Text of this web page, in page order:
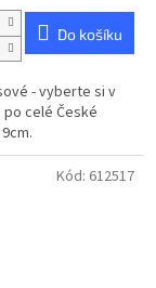
Do košíku
- vyberte si v
celé České
Kód: 612517